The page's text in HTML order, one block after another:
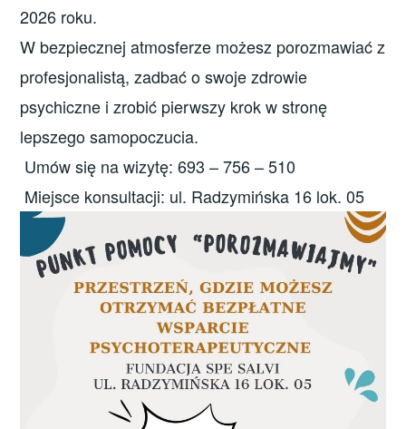
2026 roku.
W bezpiecznej atmosferze możesz porozmawiać z
profesjonalistą, zadbać o swoje zdrowie
psychiczne i zrobić pierwszy krok w stronę
lepszego samopoczucia.
Umów się na wizytę: 693 – 756 – 510
Miejsce konsultacji: ul. Radzymińska 16 lok. 05